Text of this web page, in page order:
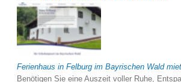
Ferienhaus in Felburg im Bayrischen Wald
Benötigen Sie eine Auszeit voller Ruhe,